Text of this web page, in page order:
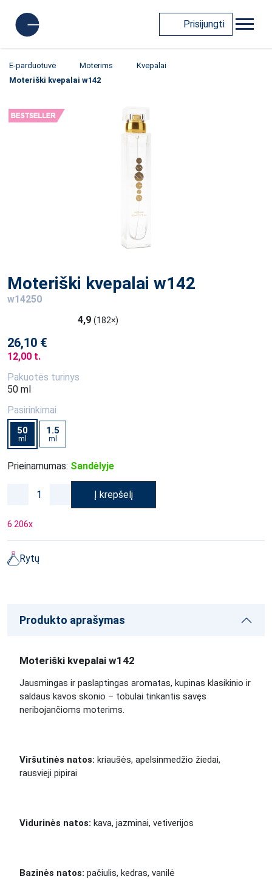
Prisijungti
E-parduotuvė Moterims
Kvepalai
Moteriški kvepalai w142
Moteriški kvepalai w142
w14250
4,9 (182×)
26,10 €
12,00 t.
Pakuotės turinys
50 ml
Pasirinkimai
50
ml
1.5
ml
Prieinamumas: Sandėlyje
Į krepšelį
6 206x
Rytų
Produkto aprašymas
Moteriški kvepalai w142
Jausmingas ir paslaptingas aromatas, kupinas klasikinio ir
saldaus kavos skonio – tobulai tinkantis savęs
neribojančioms moterims.
Viršutinės natos: kriaušės, apelsinmedžio žiedai,
rausvieji pipirai
Vidurinės natos: kava, jazminai, vetiverijos
Bazinės natos: pačiulis, kedras, vanilė